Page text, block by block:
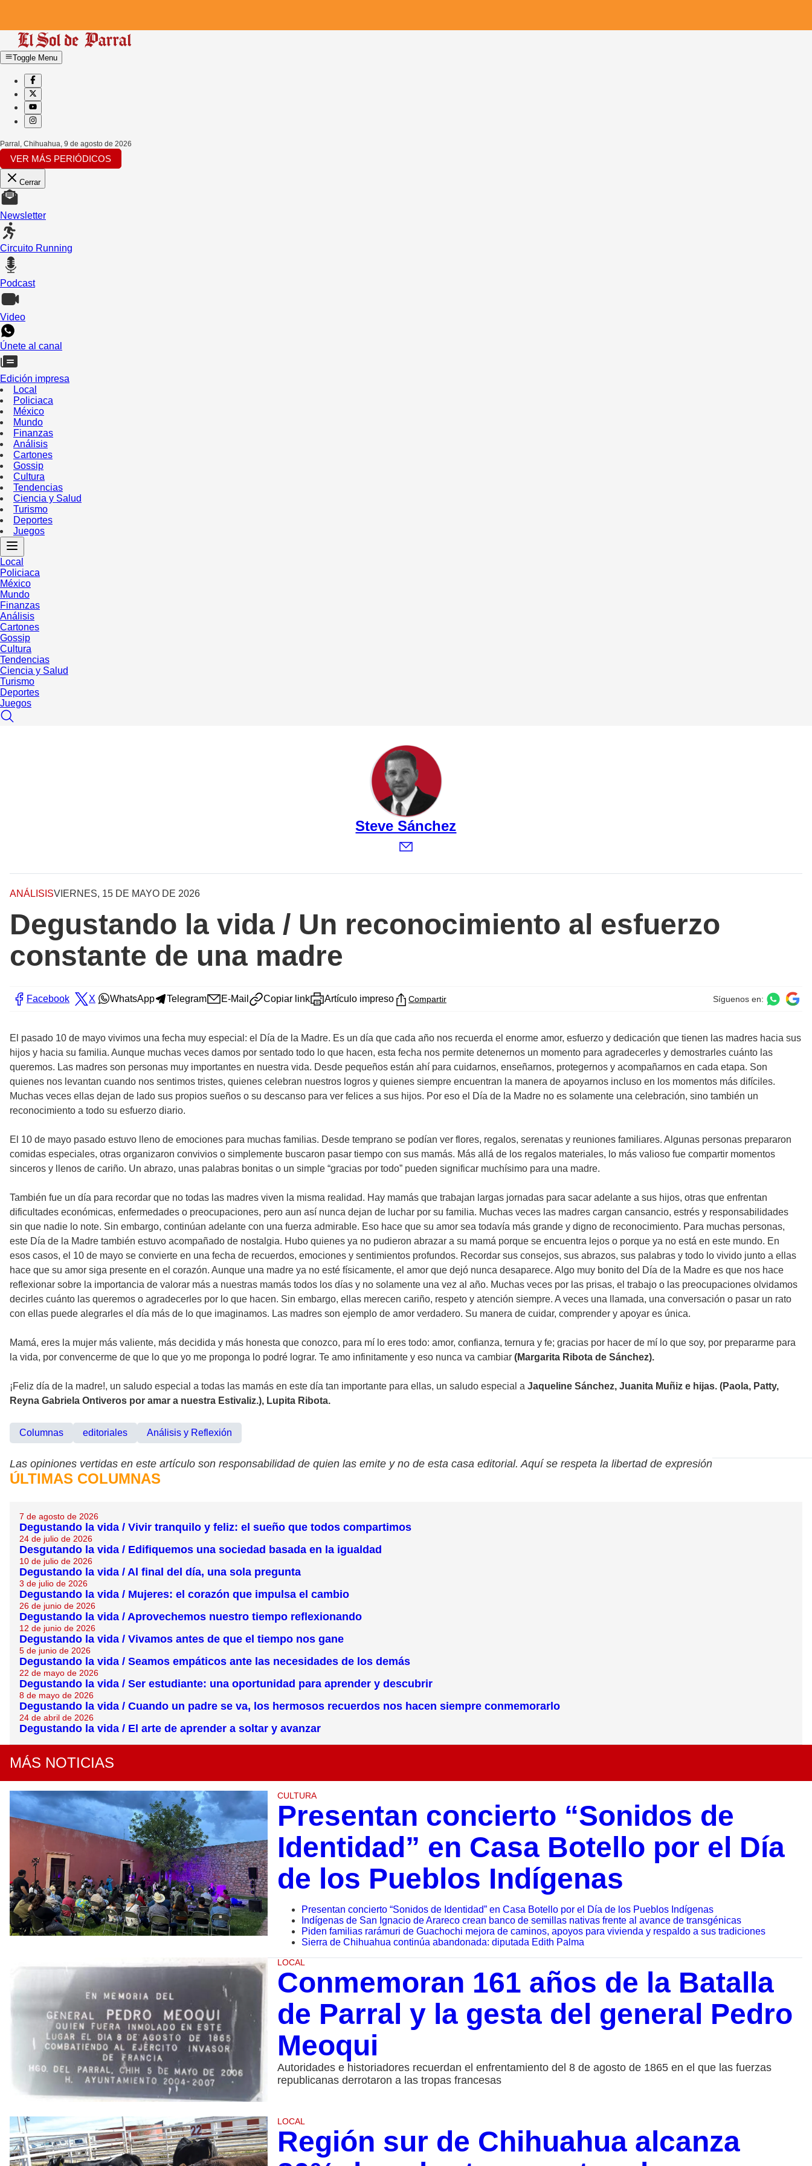
Toggle Menu
Parral, Chihuahua 9 de agosto de 2026
VER MÁS PERIÓDICOS
Cerrar
Newsletter
Circuito Running
Podcast
Video
Únete al canal
Edición impresa
Local
Policiaca
México
Mundo
Finanzas
Análisis
Cartones
Gossip
Cultura
Tendencias
Ciencia y Salud
Turismo
Deportes
Juegos
Local
Policiaca
México
Mundo
Finanzas
Análisis
Cartones
Gossip
Cultura
Tendencias
Ciencia y Salud
Turismo
Deportes
Juegos
Steve Sánchez
ANÁLISISVIERNES, 15 DE MAYO DE 2026
Degustando la vida / Un reconocimiento al esfuerzo
constante de una madre
Facebook X WhatsApp Telegram E-Mail Copiar link Artículo impreso Compartir Síguenos en:
El pasado 10 de mayo vivimos una fecha muy especial: el Día de la Madre. Es un día que cada año nos recuerda el enorme amor, esfuerzo y dedicación que tienen las madres hacia sus
hijos y hacia su familia. Aunque muchas veces damos por sentado todo lo que hacen, esta fecha nos permite detenernos un momento para agradecerles y demostrarles cuánto las
queremos. Las madres son personas muy importantes en nuestra vida. Desde pequeños están ahí para cuidarnos, enseñarnos, protegernos y acompañarnos en cada etapa. Son
quienes nos levantan cuando nos sentimos tristes, quienes celebran nuestros logros y quienes siempre encuentran la manera de apoyarnos incluso en los momentos más difíciles.
Muchas veces ellas dejan de lado sus propios sueños o su descanso para ver felices a sus hijos. Por eso el Día de la Madre no es solamente una celebración, sino también un
reconocimiento a todo su esfuerzo diario.
El 10 de mayo pasado estuvo lleno de emociones para muchas familias. Desde temprano se podían ver flores, regalos, serenatas y reuniones familiares. Algunas personas prepararon
comidas especiales, otras organizaron convivios o simplemente buscaron pasar tiempo con sus mamás. Más allá de los regalos materiales, lo más valioso fue compartir momentos
sinceros y llenos de cariño. Un abrazo, unas palabras bonitas o un simple “gracias por todo” pueden significar muchísimo para una madre.
También fue un día para recordar que no todas las madres viven la misma realidad. Hay mamás que trabajan largas jornadas para sacar adelante a sus hijos, otras que enfrentan
dificultades económicas, enfermedades o preocupaciones, pero aun así nunca dejan de luchar por su familia. Muchas veces las madres cargan cansancio, estrés y responsabilidades
sin que nadie lo note. Sin embargo, continúan adelante con una fuerza admirable. Eso hace que su amor sea todavía más grande y digno de reconocimiento. Para muchas personas,
este Día de la Madre también estuvo acompañado de nostalgia. Hubo quienes ya no pudieron abrazar a su mamá porque se encuentra lejos o porque ya no está en este mundo. En
esos casos, el 10 de mayo se convierte en una fecha de recuerdos, emociones y sentimientos profundos. Recordar sus consejos, sus abrazos, sus palabras y todo lo vivido junto a ellas
hace que su amor siga presente en el corazón. Aunque una madre ya no esté físicamente, el amor que dejó nunca desaparece. Algo muy bonito del Día de la Madre es que nos hace
reflexionar sobre la importancia de valorar más a nuestras mamás todos los días y no solamente una vez al año. Muchas veces por las prisas, el trabajo o las preocupaciones olvidamos
decirles cuánto las queremos o agradecerles por lo que hacen. Sin embargo, ellas merecen cariño, respeto y atención siempre. A veces una llamada, una conversación o pasar un rato
con ellas puede alegrarles el día más de lo que imaginamos. Las madres son ejemplo de amor verdadero. Su manera de cuidar, comprender y apoyar es única.
Mamá, eres la mujer más valiente, más decidida y más honesta que conozco, para mí lo eres todo: amor, confianza, ternura y fe; gracias por hacer de mí lo que soy, por prepararme para
la vida, por convencerme de que lo que yo me proponga lo podré lograr. Te amo infinitamente y eso nunca va cambiar (Margarita Ribota de Sánchez).
¡Feliz día de la madre!, un saludo especial a todas las mamás en este día tan importante para ellas, un saludo especial a Jaqueline Sánchez, Juanita Muñiz e hijas. (Paola, Patty,
Reyna Gabriela Ontiveros por amar a nuestra Estivaliz.), Lupita Ribota.
Columnas editoriales Análisis y Reflexión
Las opiniones vertidas en este artículo son responsabilidad de quien las emite y no de esta casa editorial. Aquí se respeta la libertad de expresión
ÚLTIMAS COLUMNAS
7 de agosto de 2026
Degustando la vida / Vivir tranquilo y feliz: el sueño que todos compartimos
24 de julio de 2026
Desgutando la vida / Edifiquemos una sociedad basada en la igualdad
10 de julio de 2026
Degustando la vida / Al final del día, una sola pregunta
3 de julio de 2026
Degustando la vida / Mujeres: el corazón que impulsa el cambio
26 de junio de 2026
Degustando la vida / Aprovechemos nuestro tiempo reflexionando
12 de junio de 2026
Degustando la vida / Vivamos antes de que el tiempo nos gane
5 de junio de 2026
Degustando la vida / Seamos empáticos ante las necesidades de los demás
22 de mayo de 2026
Degustando la vida / Ser estudiante: una oportunidad para aprender y descubrir
8 de mayo de 2026
Degustando la vida / Cuando un padre se va, los hermosos recuerdos nos hacen siempre conmemorarlo
24 de abril de 2026
Degustando la vida / El arte de aprender a soltar y avanzar
MÁS NOTICIAS
CULTURA
Presentan concierto “Sonidos de
Identidad” en Casa Botello por el Día
de los Pueblos Indígenas
Presentan concierto “Sonidos de Identidad” en Casa Botello por el Día de los Pueblos Indígenas
Indígenas de San Ignacio de Arareco crean banco de semillas nativas frente al avance de transgénicas
Piden familias rarámuri de Guachochi mejora de caminos, apoyos para vivienda y respaldo a sus tradiciones
Sierra de Chihuahua continúa abandonada: diputada Edith Palma
LOCAL
Conmemoran 161 años de la Batalla
de Parral y la gesta del general Pedro
Meoqui
Autoridades e historiadores recuerdan el enfrentamiento del 8 de agosto de 1865 en el que las fuerzas
republicanas derrotaron a las tropas francesas
LOCAL
Región sur de Chihuahua alcanza